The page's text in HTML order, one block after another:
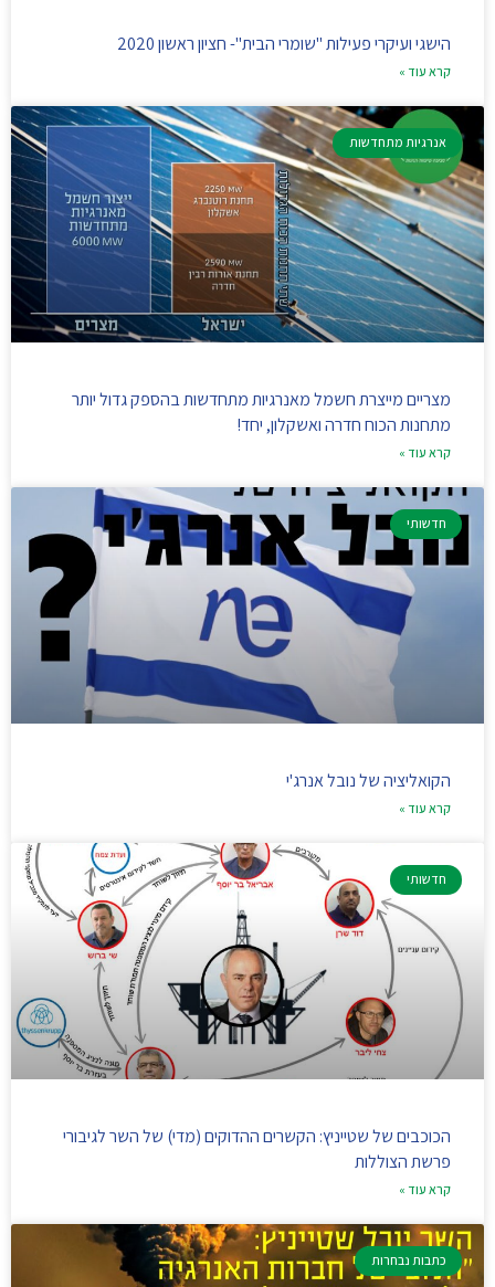
הישגי ועיקרי פעילות "שומרי הבית"- חציון ראשון 2020
קרא עוד »
אנרגיות מתחדשות
מצריים מייצרת חשמל מאנרגיות מתחדשות בהספק גדול יותר
מתחנות הכוח חדרה ואשקלון, יחד!
קרא עוד »
חדשותי
הקואליציה של נובל אנרג'י
קרא עוד »
חדשותי
הכוכבים של שטייניץ: הקשרים ההדוקים (מדי) של השר לגיבורי
פרשת הצוללות
קרא עוד »
כתבות נבחרות